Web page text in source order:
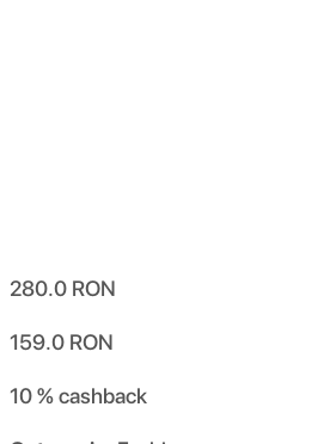
280.0 RON
159.0 RON
10 %cashback